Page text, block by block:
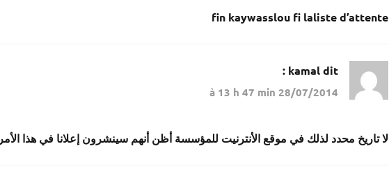
fin kaywasslou fi laliste d’attente
kamaldit :
28/07/2014 à 13 h 47 min
لا تاريخ محدد لذلك في موقع الأنترنيت للمؤسسة أظن أنهم سينشرون إعلانا في هذا الأمر